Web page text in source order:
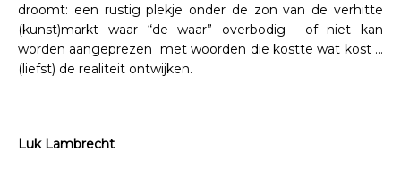
droomt: een rustig plekje onder de zon van de verhitte
(kunst)markt waar “de waar” overbodig of niet kan
worden aangeprezen met woorden die kostte wat kost …
(liefst) de realiteit ontwijken.
Luk Lambrecht